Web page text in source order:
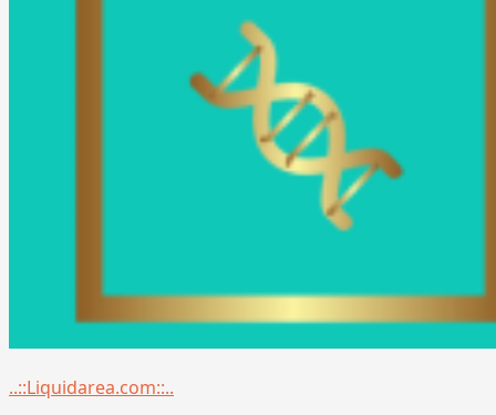
Menu
..::Liquidarea.com::..